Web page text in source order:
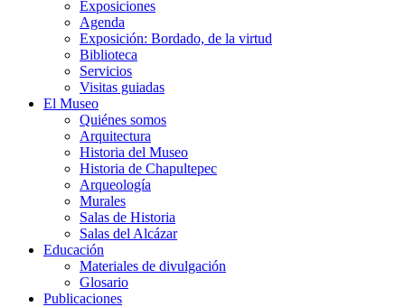
Exposiciones
Agenda
Exposición: Bordado, de la virtud
Biblioteca
Servicios
Visitas guiadas
El Museo
Quiénes somos
Arquitectura
Historia del Museo
Historia de Chapultepec
Arqueología
Murales
Salas de Historia
Salas del Alcázar
Educación
Materiales de divulgación
Glosario
Publicaciones